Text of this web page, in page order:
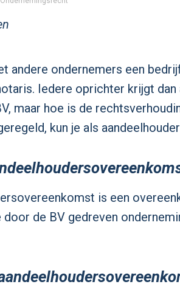
andere ondernemers een
Iedere oprichter krijgt dan
maar hoe is de
kun je als
is een
door de BV gedreven